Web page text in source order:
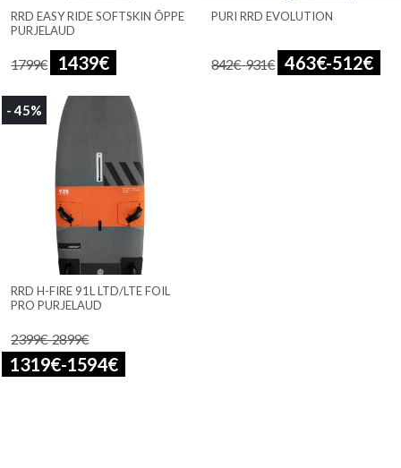
RRD EASY RIDE SOFTSKIN ÕPPE
PURJELAUD
1799€ 1439€
PURI RRD EVOLUTION
842€-931€ 463€-512€
- 45%
RRD H-FIRE 91L LTD/LTE FOIL
PRO PURJELAUD
2399€-2899€
1319€-1594€